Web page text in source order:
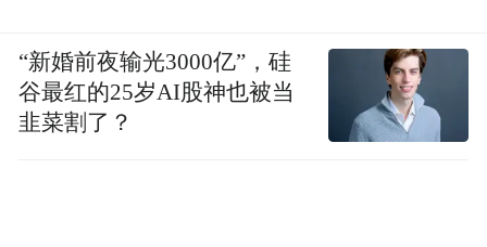
“新婚前夜输光3000亿”，硅
谷最红的25岁AI股神也被当
韭菜割了？